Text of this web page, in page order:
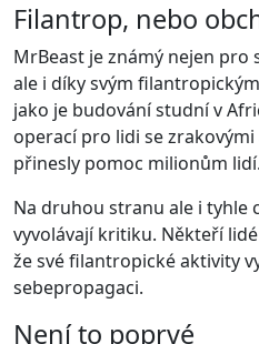
Filantrop, nebo
MrBeast je známý nejen pro
ale i díky svým
jako je budování studní v
operací pro lidi se
přinesly pomoc milionům lidí.
Na druhou stranu ale i tyhle
vyvolávají kritiku. Někteří
že své filantropické aktivity
sebepropagaci.
Není to poprvé